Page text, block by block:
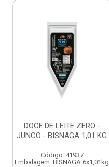
DOCE DE LEITE ZERO -
JUNCO - BISNAGA 1,01 KG
Código: 41937
Embalagem: BISNAGA 6x1,01kg